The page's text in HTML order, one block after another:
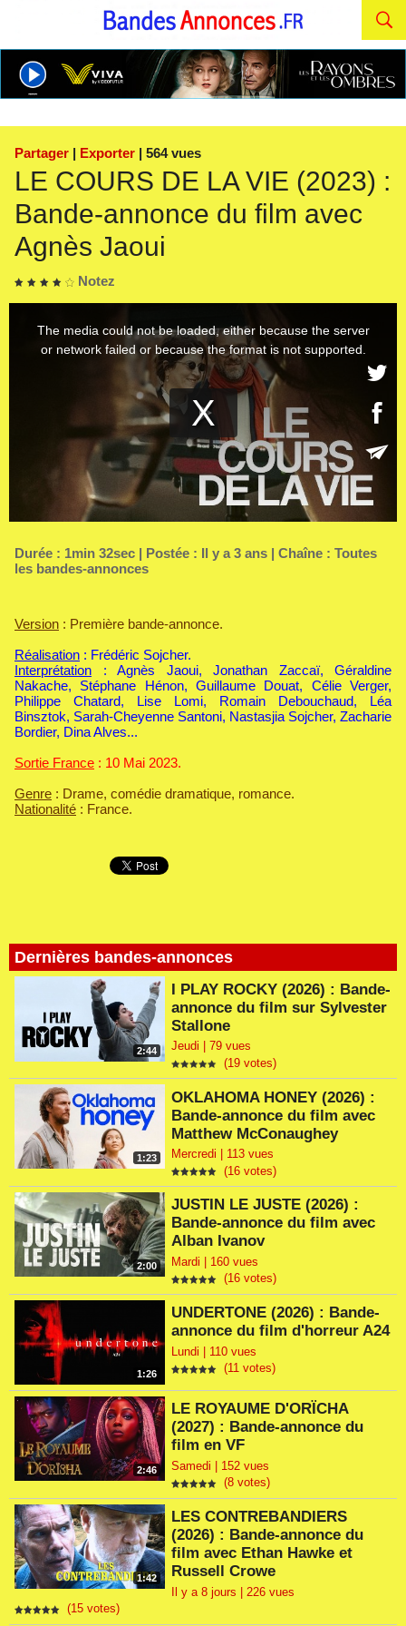
Partager | Exporter | 564 vues
LE COURS DE LA VIE (2023) :
Bande-annonce du film avec
Agnès Jaoui
Notez
Dernières bandes-annonces
2:44
I PLAY ROCKY (2026) : Bande-
annonce du film sur Sylvester
Stallone
Jeudi | 79 vues
(19 votes)
1:23
OKLAHOMA HONEY (2026) :
Bande-annonce du film avec
Matthew McConaughey
Mercredi | 113 vues
(16 votes)
2:00
JUSTIN LE JUSTE (2026) :
Bande-annonce du film avec
Alban Ivanov
Mardi | 160 vues
(16 votes)
1:26
UNDERTONE (2026) : Bande-
annonce du film d'horreur A24
Lundi | 110 vues
(11 votes)
2:46
LE ROYAUME D'ORÏCHA
(2027) : Bande-annonce du
film en VF
Samedi | 152 vues
(8 votes)
1:42
LES CONTREBANDIERS
(2026) : Bande-annonce du
film avec Ethan Hawke et
Russell Crowe
Il y a 8 jours | 226 vues
(15 votes)
Durée : 1min 32sec | Postée : Il y a 3 ans | Chaîne : Toutes
les bandes-annonces
Version : Première bande-annonce.
Réalisation : Frédéric Sojcher.
Interprétation : Agnès Jaoui, Jonathan Zaccaï, Géraldine
Nakache, Stéphane Hénon, Guillaume Douat, Célie Verger,
Philippe Chatard, Lise Lomi, Romain Debouchaud, Léa
Binsztok, Sarah-Cheyenne Santoni, Nastasjia Sojcher, Zacharie
Bordier, Dina Alves...
Sortie France : 10 Mai 2023.
Genre : Drame, comédie dramatique, romance.
Nationalité : France.